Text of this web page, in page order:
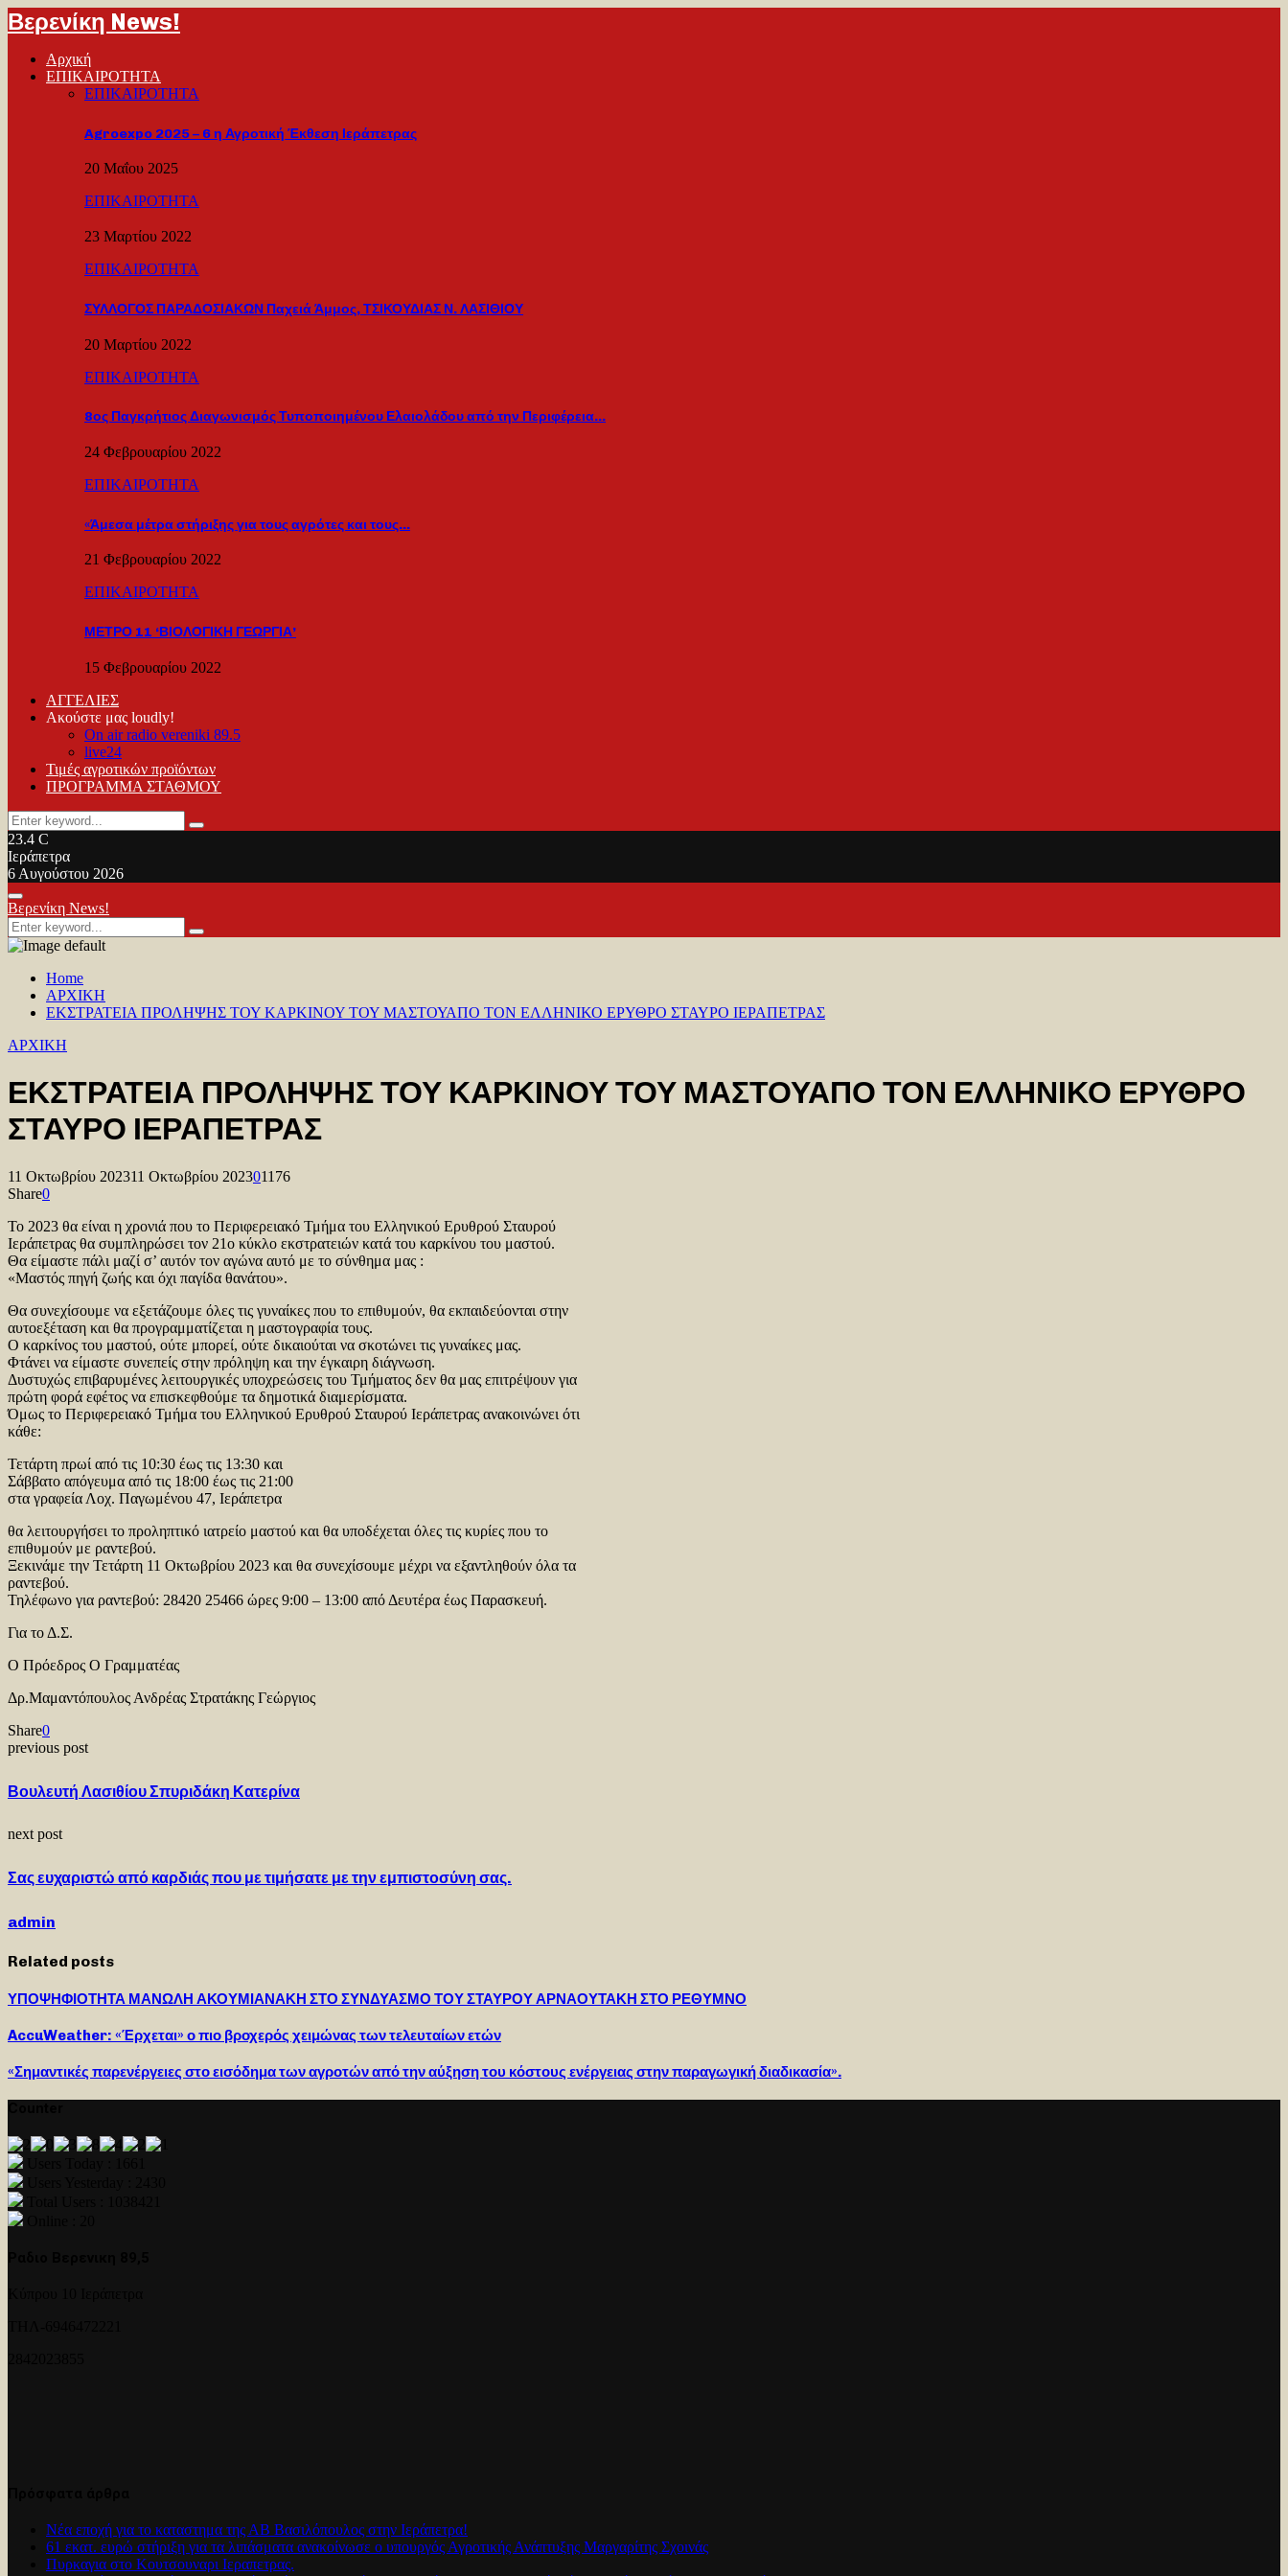
Βερενίκη News!
Αρχική
ΕΠΙΚΑΙΡΟΤΗΤΑ
ΕΠΙΚΑΙΡΟΤΗΤΑ
Agroexpo 2025 – 6 η Αγροτική Έκθεση Ιεράπετρας
20 Μαΐου 2025
ΕΠΙΚΑΙΡΟΤΗΤΑ
23 Μαρτίου 2022
ΕΠΙΚΑΙΡΟΤΗΤΑ
ΣΥΛΛΟΓΟΣ ΠΑΡΑΔΟΣΙΑΚΩΝ Παχειά Άμμος, ΤΣΙΚΟΥΔΙΑΣ Ν. ΛΑΣΙΘΙΟΥ
20 Μαρτίου 2022
ΕΠΙΚΑΙΡΟΤΗΤΑ
8ος Παγκρήτιος Διαγωνισμός Τυποποιημένου Ελαιολάδου από την Περιφέρεια…
24 Φεβρουαρίου 2022
ΕΠΙΚΑΙΡΟΤΗΤΑ
«Άμεσα μέτρα στήριξης για τους αγρότες και τους…
21 Φεβρουαρίου 2022
ΕΠΙΚΑΙΡΟΤΗΤΑ
ΜΕΤΡΟ 11 ‘ΒΙΟΛΟΓΙΚΗ ΓΕΩΡΓΙΑ’
15 Φεβρουαρίου 2022
ΑΓΓΕΛΙΕΣ
Ακούστε μας loudly!
On air radio vereniki 89.5
live24
Τιμές αγροτικών προϊόντων
ΠΡΟΓΡΑΜΜΑ ΣΤΑΘΜΟΥ
Search
for:
Search
23.4 C
Ιεράπετρα
6 Αυγούστου 2026
Facebook
Twitter
Youtube
Primary
Menu
Βερενίκη News!
Search
for:
Search
Home
ΑΡΧΙΚΗ
ΕΚΣΤΡΑΤΕΙΑ ΠΡΟΛΗΨΗΣ ΤΟΥ ΚΑΡΚΙΝΟΥ ΤΟΥ ΜΑΣΤΟΥΑΠΟ ΤΟΝ ΕΛΛΗΝΙΚΟ ΕΡΥΘΡΟ ΣΤΑΥΡΟ ΙΕΡΑΠΕΤΡΑΣ
ΑΡΧΙΚΗ
ΕΚΣΤΡΑΤΕΙΑ ΠΡΟΛΗΨΗΣ ΤΟΥ ΚΑΡΚΙΝΟΥ ΤΟΥ ΜΑΣΤΟΥΑΠΟ ΤΟΝ ΕΛΛΗΝΙΚΟ ΕΡΥΘΡΟ
ΣΤΑΥΡΟ ΙΕΡΑΠΕΤΡΑΣ
11 Οκτωβρίου 202311 Οκτωβρίου 202301176
Share0
Το 2023 θα είναι η χρονιά που το Περιφερειακό Τμήμα του Ελληνικού Ερυθρού Σταυρού
Ιεράπετρας θα συμπληρώσει τον 21ο κύκλο εκστρατειών κατά του καρκίνου του μαστού.
Θα είμαστε πάλι μαζί σ’ αυτόν τον αγώνα αυτό με το σύνθημα μας :
«Μαστός πηγή ζωής και όχι παγίδα θανάτου».
Θα συνεχίσουμε να εξετάζουμε όλες τις γυναίκες που το επιθυμούν, θα εκπαιδεύονται στην
αυτοεξέταση και θα προγραμματίζεται η μαστογραφία τους.
Ο καρκίνος του μαστού, ούτε μπορεί, ούτε δικαιούται να σκοτώνει τις γυναίκες μας.
Φτάνει να είμαστε συνεπείς στην πρόληψη και την έγκαιρη διάγνωση.
Δυστυχώς επιβαρυμένες λειτουργικές υποχρεώσεις του Τμήματος δεν θα μας επιτρέψουν για
πρώτη φορά εφέτος να επισκεφθούμε τα δημοτικά διαμερίσματα.
Όμως το Περιφερειακό Τμήμα του Ελληνικού Ερυθρού Σταυρού Ιεράπετρας ανακοινώνει ότι
κάθε:
Τετάρτη πρωί από τις 10:30 έως τις 13:30 και
Σάββατο απόγευμα από τις 18:00 έως τις 21:00
στα γραφεία Λοχ. Παγωμένου 47, Ιεράπετρα
θα λειτουργήσει το προληπτικό ιατρείο μαστού και θα υποδέχεται όλες τις κυρίες που το
επιθυμούν με ραντεβού.
Ξεκινάμε την Τετάρτη 11 Οκτωβρίου 2023 και θα συνεχίσουμε μέχρι να εξαντληθούν όλα τα
ραντεβού.
Τηλέφωνο για ραντεβού: 28420 25466 ώρες 9:00 – 13:00 από Δευτέρα έως Παρασκευή.
Για το Δ.Σ.
Ο Πρόεδρος Ο Γραμματέας
Δρ.Μαμαντόπουλος Ανδρέας Στρατάκης Γεώργιος
Share0
previous post
Βουλευτή Λασιθίου Σπυριδάκη Κατερίνα
next post
Σας ευχαριστώ από καρδιάς που με τιμήσατε με την εμπιστοσύνη σας.
admin
Related posts
ΥΠΟΨΗΦΙΟΤΗΤΑ ΜΑΝΩΛΗ ΑΚΟΥΜΙΑΝΑΚΗ ΣΤΟ ΣΥΝΔΥΑΣΜΟ ΤΟΥ ΣΤΑΥΡΟΥ ΑΡΝΑΟΥΤΑΚΗ ΣΤΟ ΡΕΘΥΜΝΟ
AccuWeather: «Έρχεται» ο πιο βροχερός χειμώνας των τελευταίων ετών
«Σημαντικές παρενέργειες στο εισόδημα των αγροτών από την αύξηση του κόστους ενέργειας στην παραγωγική διαδικασία».
Νέα εποχή για το καταστημα της ΑΒ Βασιλόπουλος στην Ιεράπετρα!
61 εκατ. ευρώ στήριξη για τα λιπάσματα ανακοίνωσε ο υπουργός Αγροτικής Ανάπτυξης Μαργαρίτης Σχοινάς
Πυρκαγια στο Κουτσουναρι Ιεραπετρας.